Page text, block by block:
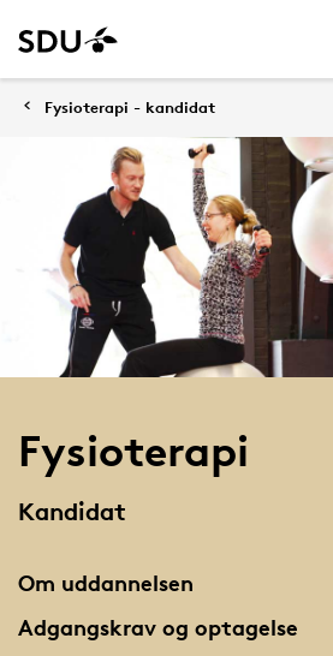
Fysioterapi - kandidat
Fysioterapi
Kandidat
Om uddannelsen
Adgangskrav og optagelse